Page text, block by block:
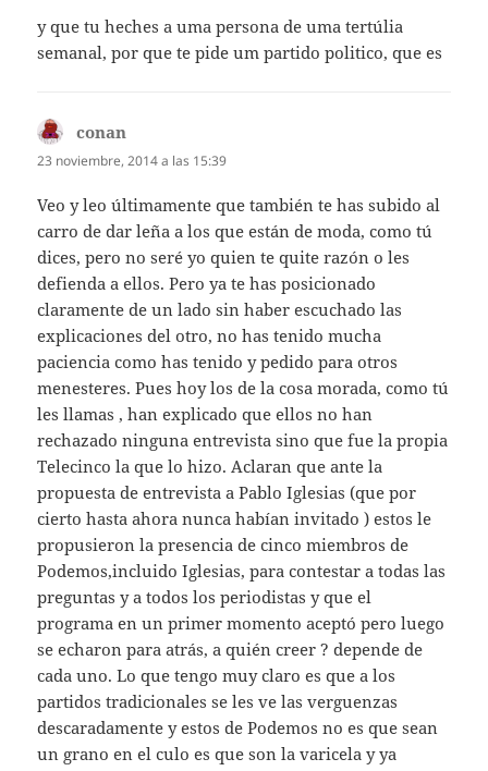
y que tu heches a uma persona de uma tertúlia
semanal, por que te pide um partido politico, que es
conan
23 noviembre, 2014 a las 15:39
Veo y leo últimamente que también te has subido al
carro de dar leña a los que están de moda, como tú
dices, pero no seré yo quien te quite razón o les
defienda a ellos. Pero ya te has posicionado
claramente de un lado sin haber escuchado las
explicaciones del otro, no has tenido mucha
paciencia como has tenido y pedido para otros
menesteres. Pues hoy los de la cosa morada, como tú
les llamas , han explicado que ellos no han
rechazado ninguna entrevista sino que fue la propia
Telecinco la que lo hizo. Aclaran que ante la
propuesta de entrevista a Pablo Iglesias (que por
cierto hasta ahora nunca habían invitado ) estos le
propusieron la presencia de cinco miembros de
Podemos,incluido Iglesias, para contestar a todas las
preguntas y a todos los periodistas y que el
programa en un primer momento aceptó pero luego
se echaron para atrás, a quién creer ? depende de
cada uno. Lo que tengo muy claro es que a los
partidos tradicionales se les ve las verguenzas
descaradamente y estos de Podemos no es que sean
un grano en el culo es que son la varicela y ya